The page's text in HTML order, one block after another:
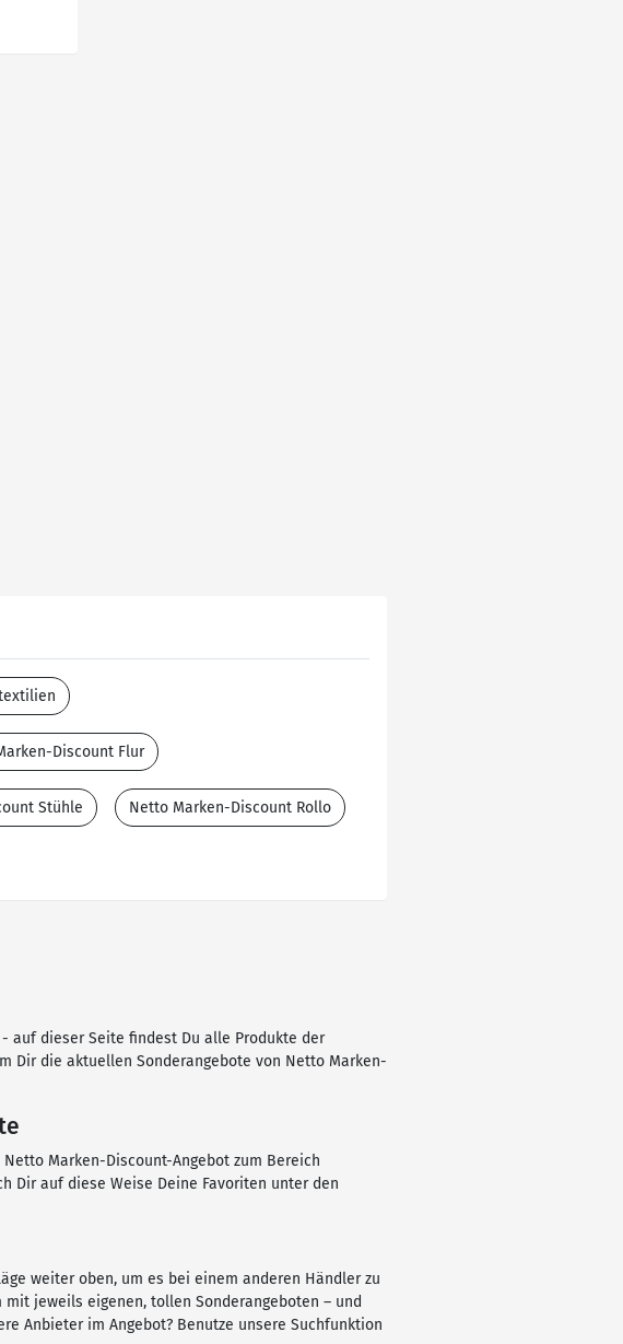
Discount Flur
Stühle Netto Marken-Discount Rollo
auf dieser Seite findest Du alle Produkte der
Dir die aktuellen Sonderangebote von Netto Marken-
Marken-Discount-Angebot zum Bereich
Dir auf diese Weise Deine Favoriten unter den
weiter oben, um es bei einem anderen Händler zu
jeweils eigenen, tollen Sonderangeboten – und
Anbieter im Angebot? Benutze unsere Suchfunktion